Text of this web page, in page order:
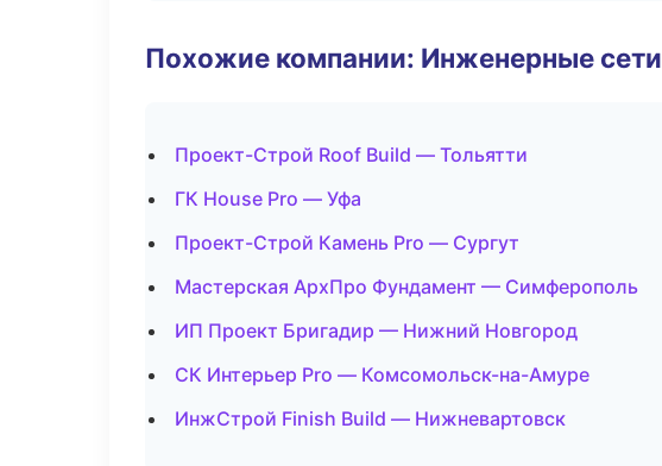
Похожие компании: Инженерные сети
Проект-Строй Roof Build — Тольятти
ГК House Pro — Уфа
Проект-Строй Камень Pro — Сургут
Мастерская АрхПро Фундамент — Симферополь
ИП Проект Бригадир — Нижний Новгород
СК Интерьер Pro — Комсомольск-на-Амуре
ИнжСтрой Finish Build — Нижневартовск